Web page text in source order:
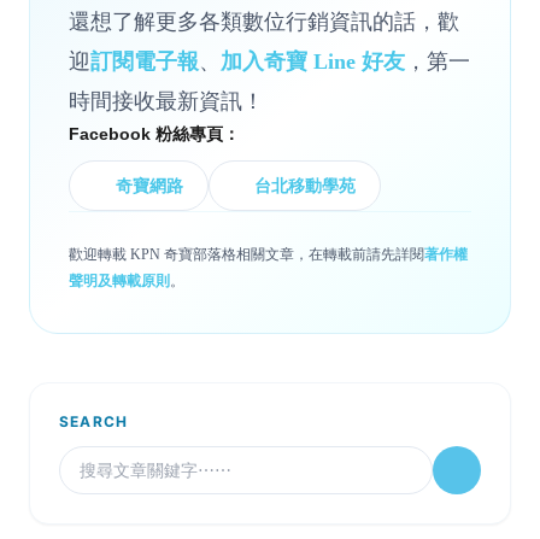
還想了解更多各類數位行銷資訊的話，歡
迎訂閱電子報、 加入奇寶 Line 好友 ，第一
時間接收最新資訊！
Facebook 粉絲專頁：
奇寶網路 台北移動學苑
歡迎轉載 KPN 奇寶部落格相關文章，在轉載前請先詳閱著作權
聲明及轉載原則 。
SEARCH